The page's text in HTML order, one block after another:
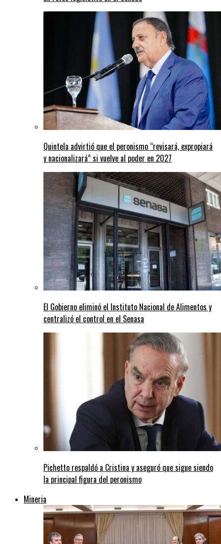
Quintela advirtió que el peronismo “revisará, expropiará
y nacionalizará” si vuelve al poder en 2027
El Gobierno eliminó el Instituto Nacional de Alimentos y
centralizó el control en el Senasa
Pichetto respaldó a Cristina y aseguró que sigue siendo
la principal figura del peronismo
Mineria